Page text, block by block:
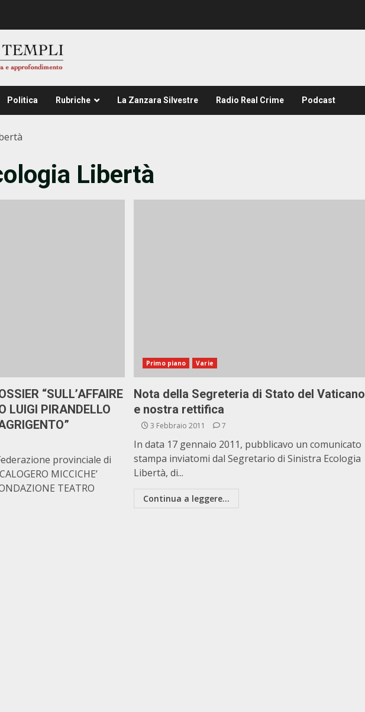
Politica Rubriche La Zanzara Silvestre Radio Real Crime Podcast
Libertà
“SULL’AFFAIRE
LUIGI PIRANDELLO
provinciale di
MICCICHE’
TEATRO
Primo piano Varie
Nota della Segreteria di Stato del Vaticano
e nostra rettifica
3 Febbraio 2011 7
In data 17 gennaio 2011, pubblicavo un comunicato
stampa inviatomi dal Segretario di Sinistra Ecologia
Libertà, di...
Continua a leggere...